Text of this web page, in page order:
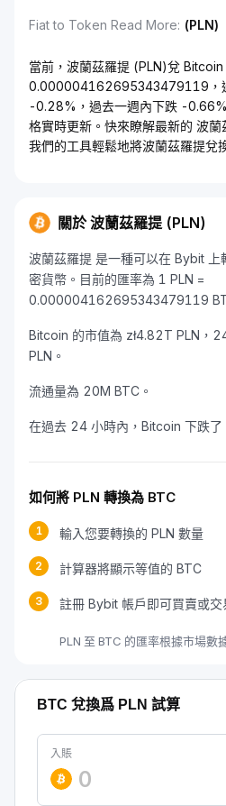
Fiat to Token Read More: (PLN)
當前，波蘭茲羅提 (PLN)兌
0.000004162695343479119，
-0.28%，過去一週內下跌 -
格實時更新。快來瞭解最新的 波
我們的工具輕鬆地將波蘭茲羅提兌
關於 波蘭茲羅提 (PLN)
波蘭茲羅提 是一種可以在 Bybit
密貨幣。目前的匯率為 1 PLN =
0.000004162695343479119
Bitcoin 的市值為 zł4.82T PLN，
PLN。
流通量為 20M BTC。
在過去 24 小時內，Bitcoin 下跌了
如何將 PLN 轉換為 BTC
1 輸入您要轉換的 PLN 數量
2 計算器將顯示等值的 BTC
3 註冊 Bybit 帳戶即可買賣或交
PLN 至 BTC 的匯率根據市場數
BTC 兌換爲 PLN 試算
入賬